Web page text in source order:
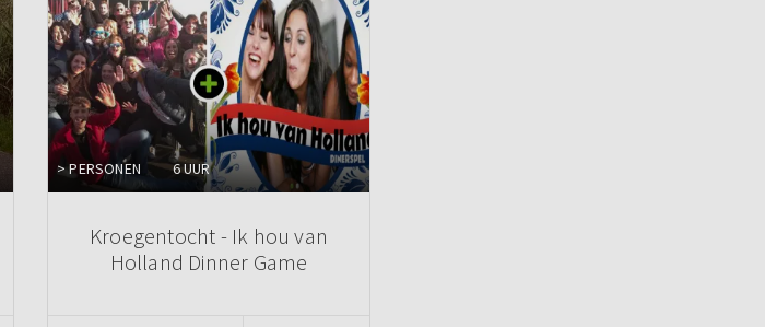
> PERSONEN 6 UUR
Kroegentocht - Ik hou van
Holland Dinner Game